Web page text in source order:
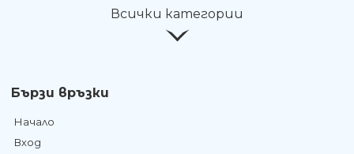
Всички категории
Бързи връзки
Начало
Вход